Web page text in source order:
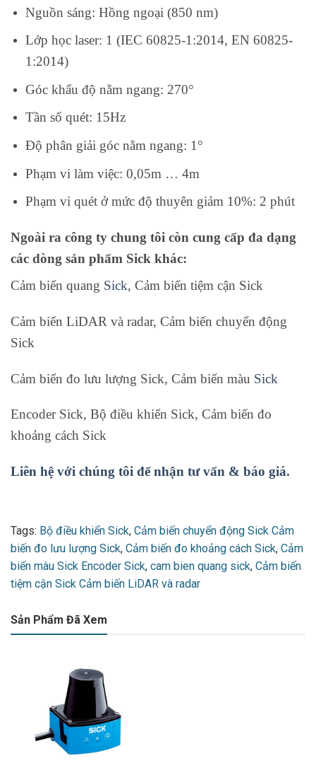
Nguồn sáng: Hồng ngoại (850 nm)
Lớp học laser: 1 (IEC 60825-1:2014, EN 60825-
1:2014)
Góc khẩu độ nằm ngang: 270°
Tần số quét: 15Hz
Độ phân giải góc nằm ngang: 1°
Phạm vi làm việc: 0,05m … 4m
Phạm vi quét ở mức độ thuyên giảm 10%: 2 phút
Ngoài ra công ty chung tôi còn cung cấp đa dạng
các dòng sản phẩm Sick khác:
Cảm biến quang Sick, Cảm biến tiệm cận Sick
Cảm biến LiDAR và radar, Cảm biến chuyển động
Sick
Cảm biến đo lưu lượng Sick, Cảm biến màu Sick
Encoder Sick, Bộ điều khiển Sick, Cảm biến đo
khoảng cách Sick
Liên hệ với chúng tôi để nhận tư vấn & báo giá.
Tags: Bộ điều khiển Sick, Cảm biến chuyển động Sick Cảm
biến đo lưu lượng Sick, Cảm biến đo khoảng cách Sick, Cảm
biến màu Sick Encoder Sick, cam bien quang sick, Cảm biến
tiệm cận Sick Cảm biến LiDAR và radar
Sản Phẩm Đã Xem